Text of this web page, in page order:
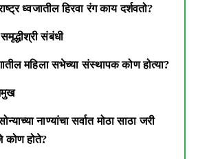
ध्वजातील हिरवा रंग काय दर्शवतो?
संबंधी
महिला सभेच्या संस्थापक कोण होत्या?
नाण्यांचा सर्वात मोठा साठा जरी
कोण होते?